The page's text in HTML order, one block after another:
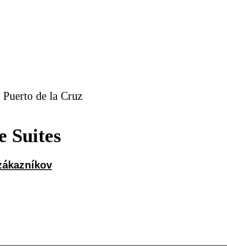
de la Cruz
Suites